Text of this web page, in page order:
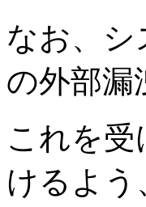
なお、シ
の外部漏
これを
けるよう